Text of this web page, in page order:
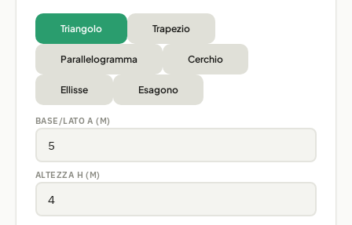
Triangolo Trapezio
Parallelogramma Cerchio
Ellisse Esagono
BASE/LATO A (M)
ALTEZZA H (M)